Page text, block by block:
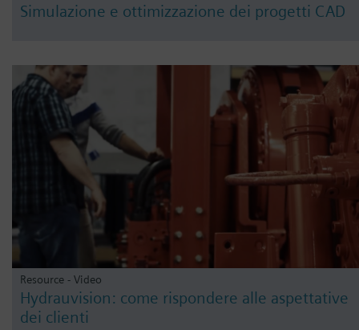
Simulazione e ottimizzazione dei progetti CAD
Resource - Video
Hydrauvision: come rispondere alle aspettative
dei clienti